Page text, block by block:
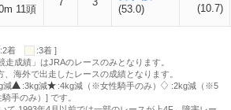
11頭
(53.0)
(10.7)
:2着
:3着 ]
成績」はJRAのレースのみとなります。
海外で出走したレースの成績となります。
減 :3kg減 :4kg減（※女性騎手のみ）
:2kg減（※5
手のみ）] です。